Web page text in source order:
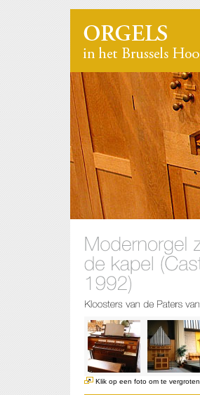
Klik op een foto om te vergroten